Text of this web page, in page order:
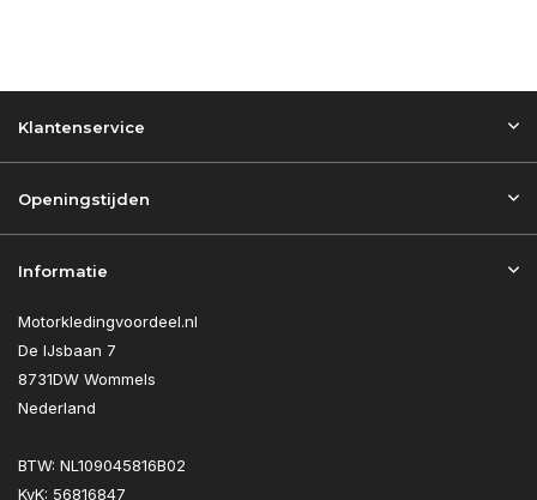
Klantenservice
Openingstijden
Informatie
Motorkledingvoordeel.nl
De IJsbaan 7
8731DW Wommels
Nederland
BTW: NL109045816B02
KvK: 56816847